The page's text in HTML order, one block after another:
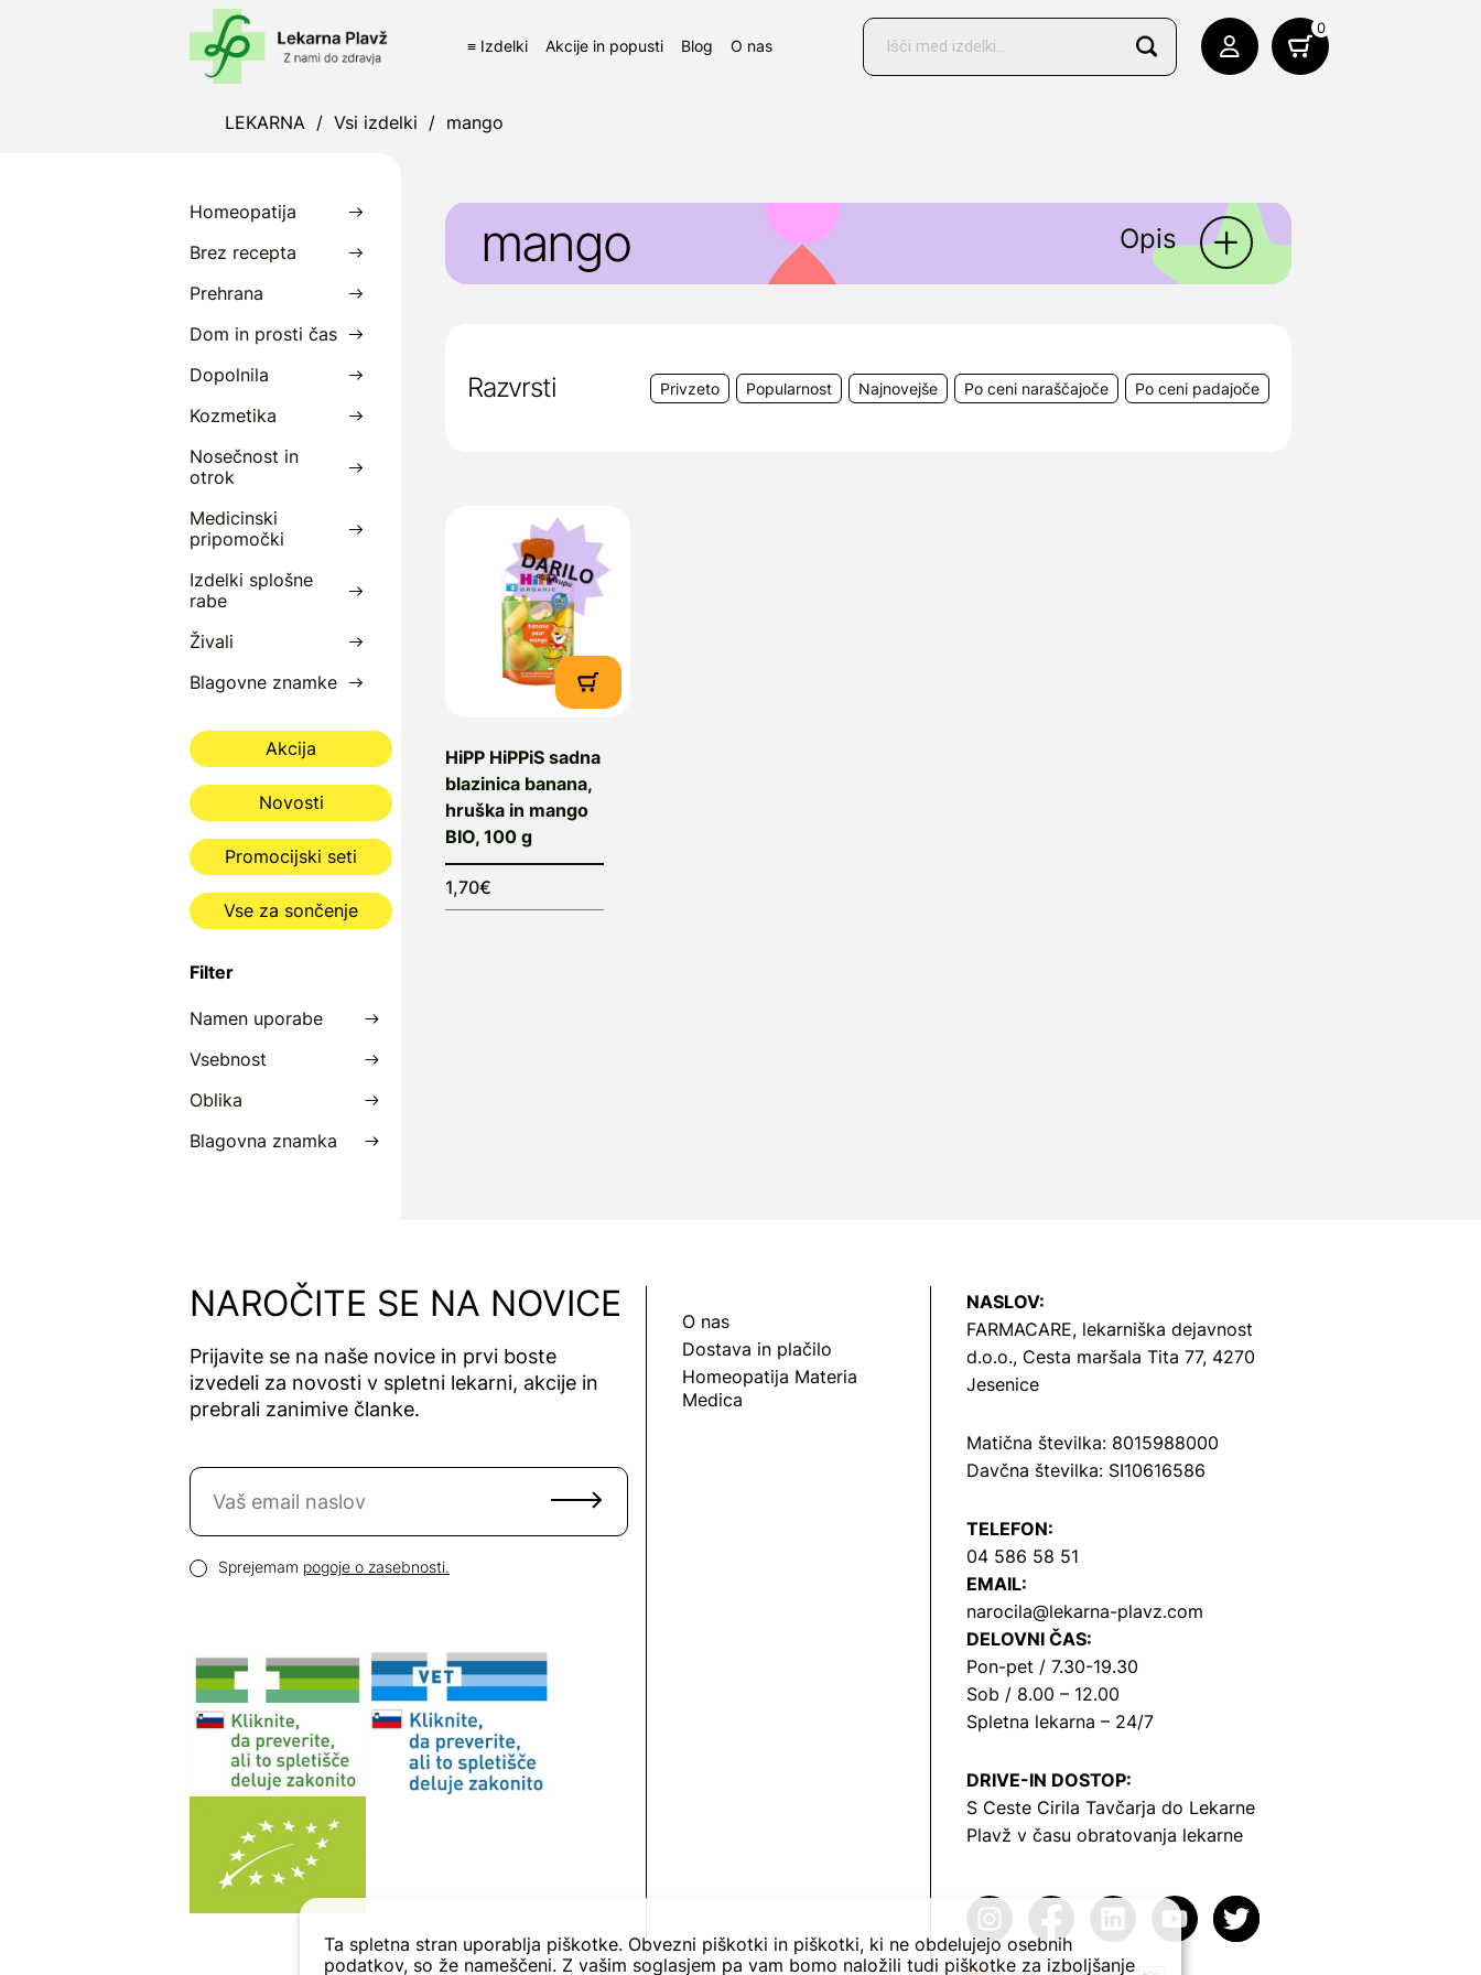
≡ Izdelki Akcije in popusti Blog O nas
Products
search
0
LEKARNA / Vsi izdelki / mango
Homeopatija
Brez recepta
Prehrana
Dom in prosti čas
Dopolnila
Kozmetika
Nosečnost in
otrok
Medicinski
pripomočki
Izdelki splošne
rabe
Živali
Blagovne znamke
Akcija
Novosti
Promocijski seti
Vse za sončenje
Filter
Namen uporabe
Vsebnost
Oblika
Blagovna znamka
mango Opis
Razvrsti Privzeto Popularnost Najnovejše Po ceni naraščajoče Po ceni padajoče
HiPP HiPPiS sadna
blazinica banana,
hruška in mango
BIO, 100 g
1,70€
NAROČITE SE NA NOVICE
Prijavite se na naše novice in prvi boste
izvedeli za novosti v spletni lekarni, akcije in
prebrali zanimive članke.
Naročite se na novice
Pogoji zasebnosti
Sprejemam pogoje o zasebnosti.
O nas
Dostava in plačilo
Homeopatija Materia
Medica
NASLOV:
FARMACARE, lekarniška dejavnost
d.o.o., Cesta maršala Tita 77, 4270
Jesenice
Matična številka: 8015988000
Davčna številka: SI10616586
TELEFON:
04 586 58 51
EMAIL:
narocila@lekarna-plavz.com
DELOVNI ČAS:
Pon-pet / 7.30-19.30
Sob / 8.00 – 12.00
Spletna lekarna – 24/7
DRIVE-IN DOSTOP:
S Ceste Cirila Tavčarja do Lekarne
Plavž v času obratovanja lekarne
Ta spletna stran uporablja piškotke. Obvezni piškotki in piškotki, ki ne obdelujejo osebnih
podatkov, so že nameščeni. Z vašim soglasjem pa vam bomo naložili tudi piškotke za izboljšanje